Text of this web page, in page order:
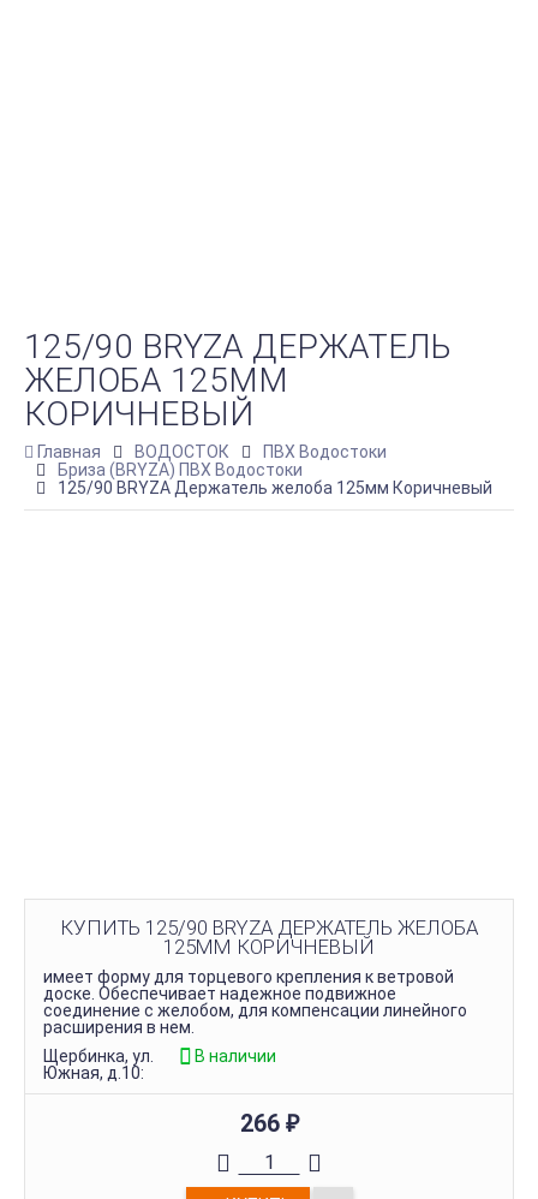
125/90 BRYZA ДЕРЖАТЕЛЬ
ЖЕЛОБА 125ММ
КОРИЧНЕВЫЙ
Главная ВОДОСТОК
ПВХ Водостоки
Бриза (BRYZA) ПВХ Водостоки
125/90 BRYZA Держатель желоба 125мм Коричневый
КУПИТЬ 125/90 BRYZA ДЕРЖАТЕЛЬ ЖЕЛОБА
125ММ КОРИЧНЕВЫЙ
имеет форму для торцевого крепления к ветровой
доске. Обеспечивает надежное подвижное
соединение с желобом, для компенсации линейного
расширения в нем.
Щербинка, ул.
Южная, д.10:
В наличии
266 ₽